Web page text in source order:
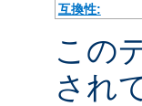
互換性:
この
され